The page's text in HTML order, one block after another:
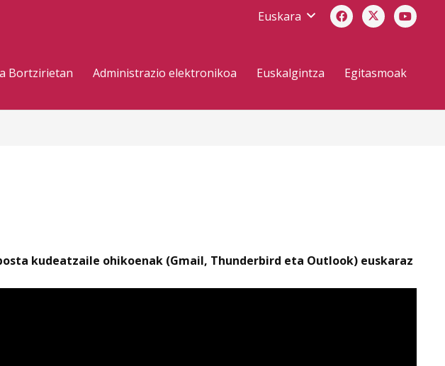
Euskara
Bortzirietan Administrazio elektronikoa Euskalgintza Egitasmoak
kudeatzaile ohikoenak (Gmail, Thunderbird eta Outlook) euskaraz